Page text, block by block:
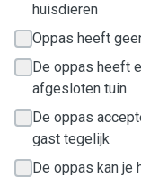
huisdieren
Oppas heeft
De oppas heeft
afgesloten tuin
De oppas
gast tegelijk
De oppas kan je